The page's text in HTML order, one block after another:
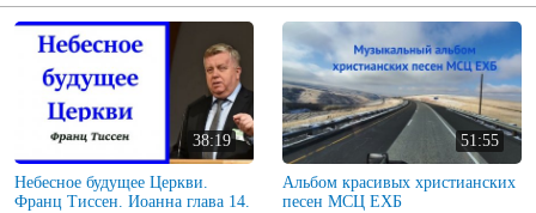
38:19
Небесное будущее Церкви.
Франц Тиссен. Иоанна глава 14.
51:55
Альбом красивых христианских
песен МСЦ ЕХБ